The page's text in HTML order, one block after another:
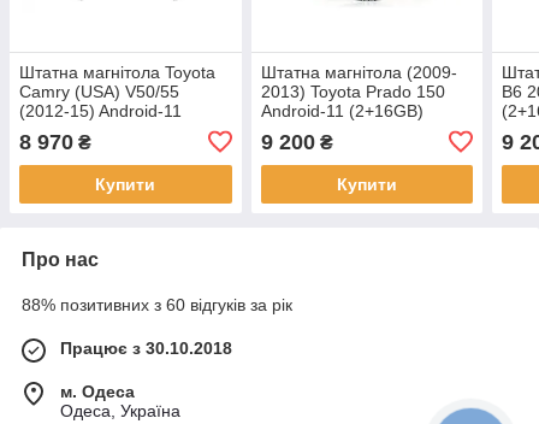
Штатна магнітола Toyota
Camry (USA) V50/55
(2012-15) Android-11
8 970 ₴
Купити
Штатна магнітола (2009-
2013) Toyota Prado 150
Android-11 (2+16GB)
9 200₴
Купити
B6
9
Про нас
88% позитивних з 60 відгуків за рік
Працює з 30.10.2018
м. Одеса
Одеса, Україна